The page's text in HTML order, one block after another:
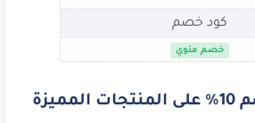
كود خصم
خصم مئوي